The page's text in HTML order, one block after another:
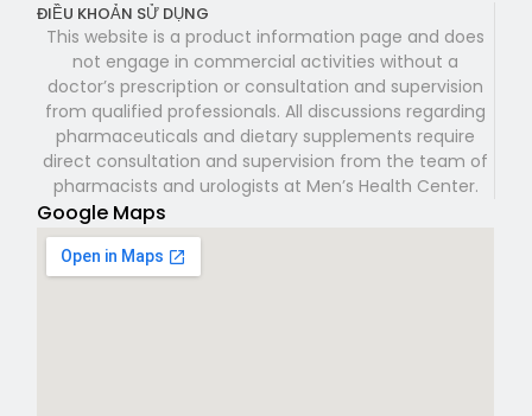
ĐIỀU KHOẢN SỬ DỤNG
This website is a product information page and does
not engage in commercial activities without a
doctor’s prescription or consultation and supervision
from qualified professionals. All discussions regarding
pharmaceuticals and dietary supplements require
direct consultation and supervision from the team of
pharmacists and urologists at Men’s Health Center.
Google Maps